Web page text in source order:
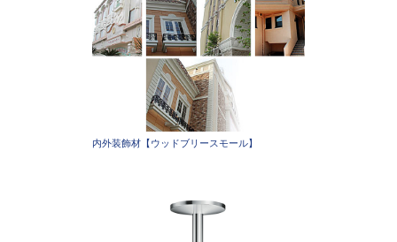
内外装飾材【ウッドブリースモール】